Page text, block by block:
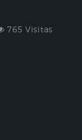
765 Visitas